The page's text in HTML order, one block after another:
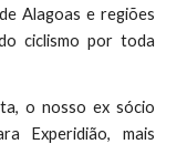
Alagoas e regiões
ciclismo por toda
o nosso ex sócio
Experidião‬, mais